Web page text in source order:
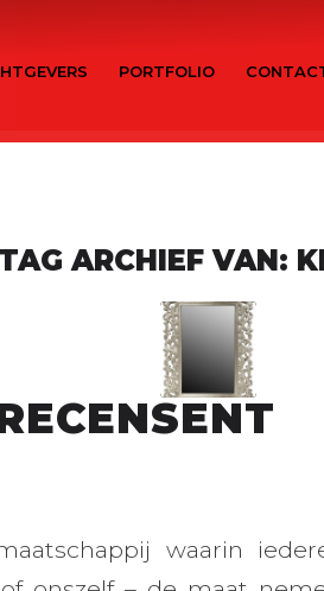
PORTFOLIO
TAG ARCHIEF VAN:
waarin